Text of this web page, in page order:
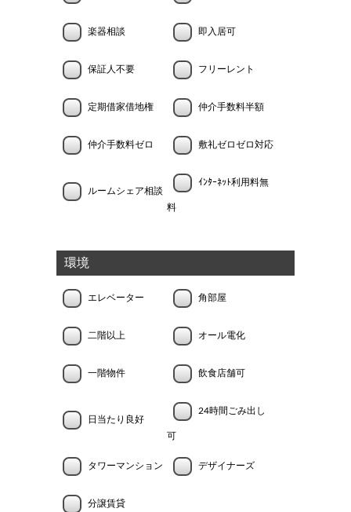
楽器相談 即入居可
保証人不要 フリーレント
定期借家借地権 仲介手数料半額
仲介手数料ゼロ 敷礼ゼロゼロ対応
ルームシェア相談
ｲﾝﾀｰﾈｯﾄ利用料無
料
環境
エレベーター 角部屋
二階以上 オール電化
一階物件 飲食店舗可
日当たり良好
24時間ごみ出し
可
タワーマンション デザイナーズ
分譲賃貸